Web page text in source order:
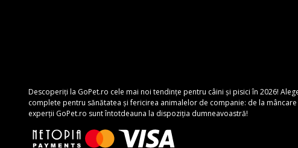
Descoperiți la GoPet.ro cele mai noi tendințe pentru câini și pisici în 2026!
complete pentru sănătatea și fericirea animalelor de companie: de la
experții GoPet.ro sunt întotdeauna la dispoziția dumneavoastră!